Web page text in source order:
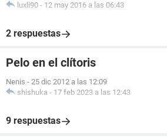
luxli90 - 12 may 2016 a las 06:43
2 respuestas
Pelo en el clítoris
Nenis - 25 dic 2012 a las 12:09
shishuka - 17 feb 2023 a las 12:43
9 respuestas